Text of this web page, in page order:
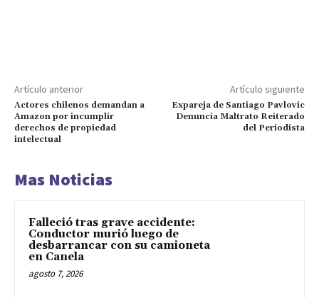
Artículo anterior
Actores chilenos demandan a
Amazon por incumplir
derechos de propiedad
intelectual
Artículo siguiente
Expareja de Santiago Pavlovic
Denuncia Maltrato Reiterado
del Periodista
Mas Noticias
Falleció tras grave accidente:
Conductor murió luego de
desbarrancar con su camioneta
en Canela
agosto 7, 2026